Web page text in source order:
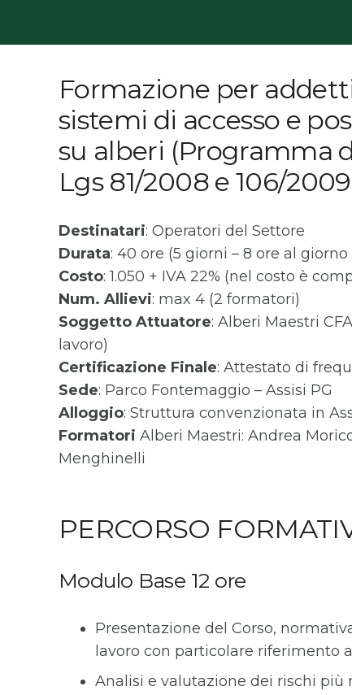
Formazione per
sistemi di accesso e
su alberi (Programma
Lgs 81/2008 e 106/
Destinatari: Operatori del Settore
Durata: 40 ore (5 giorni – 8 ore al giorno
Costo: 1.050 + IVA 22% (nel costo è
Num. Allievi: max 4 (2 formatori)
Soggetto Attuatore: Alberi Maestri
lavoro)
Certificazione Finale: Attestato di
Sede: Parco Fontemaggio – Assisi PG
Alloggio: Struttura convenzionata in
Formatori Alberi Maestri: Andrea
Menghinelli
PERCORSO
Modulo Base 12 ore
Presentazione del Corso,
lavoro con particolare riferimento
Analisi e valutazione dei rischi